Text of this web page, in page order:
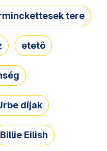
tere
etető
díjak
Billie Eilish